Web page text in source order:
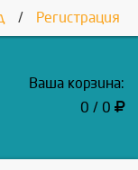
/ Регистрация
Ваша корзина:
0 / 0